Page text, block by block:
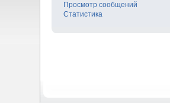
Просмотр сообщений
Статистика